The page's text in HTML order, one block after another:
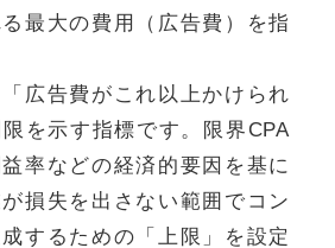
最大の費用（広告費）を指
広告費がこれ以上かけられ
を示す指標です。限界CPA
率などの経済的要因を基に
損失を出さない範囲でコン
するための「上限」を設定